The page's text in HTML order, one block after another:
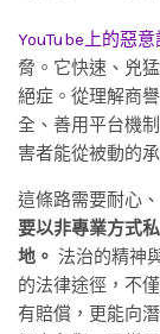
YouTube上的惡意
脅。它快速、兇
絕症。從理解商
全、善用平台機
害者能從被動的
這條路需要耐心
要以非專業方式
地。 法治的精神
的法律途徑，不
有賠償，更能向